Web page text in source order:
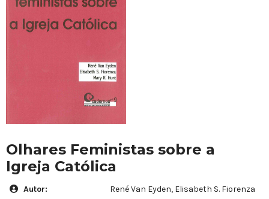
Olhares Feministas sobre a
Igreja Católica
Autor:
René Van Eyden, Elisabeth S. Fiorenza